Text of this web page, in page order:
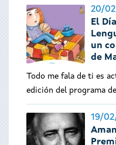
20/
El
un
de
Todo me fala de ti es
edición del programa
19/